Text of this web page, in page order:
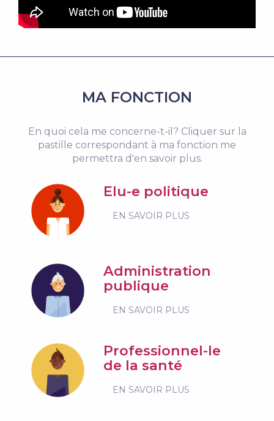
MA FONCTION
En quoi cela me concerne-t-il? Cliquer sur la
pastille correspondant à ma fonction me
permettra d'en savoir plus.
Elu-e politique
EN SAVOIR PLUS
Administration
publique
EN SAVOIR PLUS
Professionnel-le
de la santé
EN SAVOIR PLUS